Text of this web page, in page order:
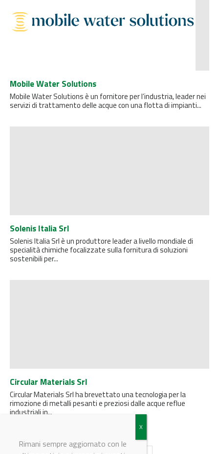
Mobile Water Solutions
Mobile Water Solutions è un fornitore per l’industria, leader nei
servizi di trattamento delle acque con una flotta di impianti...
Solenis Italia Srl
Solenis Italia Srl è un produttore leader a livello mondiale di
specialità chimiche focalizzate sulla fornitura di soluzioni
sostenibili per...
Circular Materials Srl
Circular Materials Srl ha brevettato una tecnologia per la
rimozione di metalli pesanti e preziosi dalle acque reflue
industriali in...
Rimani sempre aggiornato con le